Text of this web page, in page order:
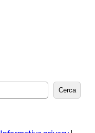
Cerca